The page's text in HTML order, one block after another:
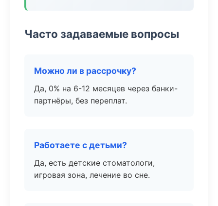
Часто задаваемые вопросы
Можно ли в рассрочку?
Да, 0% на 6-12 месяцев через банки-
партнёры, без переплат.
Работаете с детьми?
Да, есть детские стоматологи,
игровая зона, лечение во сне.